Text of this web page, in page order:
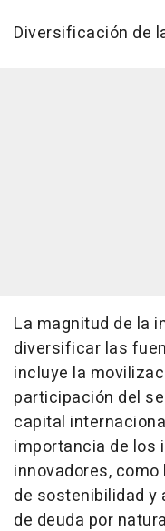
Diversificación de
La magnitud de la
diversificar las
incluye la
participación del
capital
importancia de
innovadores,
de sostenibilidad y
de deuda por